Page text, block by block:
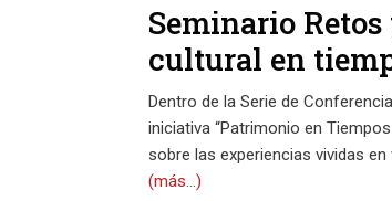
Seminario
cultural en
Dentro de la Serie de
iniciativa “Patrimonio en
sobre las experiencias vividas
(más…)